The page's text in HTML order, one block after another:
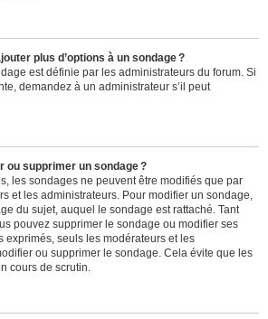
plus d’options à un sondage ?
est définie par les administrateurs du forum. Si
demandez à un administrateur s’il peut
ou supprimer un sondage ?
les sondages ne peuvent être modifiés que par
et les administrateurs. Pour modifier un sondage,
du sujet, auquel le sondage est rattaché. Tant
pouvez supprimer le sondage ou modifier ses
exprimés, seuls les modérateurs et les
ou supprimer le sondage. Cela évite que les
cours de scrutin.